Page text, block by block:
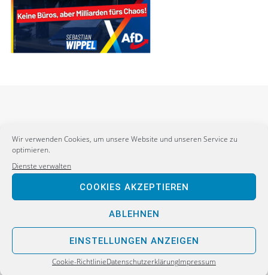
Wir verwenden Cookies, um unsere Website und unseren Service zu
optimieren.
Dienste verwalten
COOKIES AKZEPTIEREN
ABLEHNEN
EINSTELLUNGEN ANZEIGEN
Cookie-RichtlinieDatenschutzerklärungImpressum
Bürgerbüro
Postfach 30 06 17